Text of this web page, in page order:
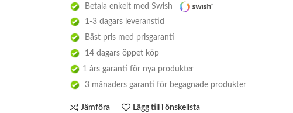
Betala enkelt med Swish
1-3 dagars leveranstid
Bäst pris med prisgaranti
14 dagars öppet köp
1 års garanti för nya produkter
3 månaders garanti för begagnade produkter
Jämföra Lägg till i önskelista